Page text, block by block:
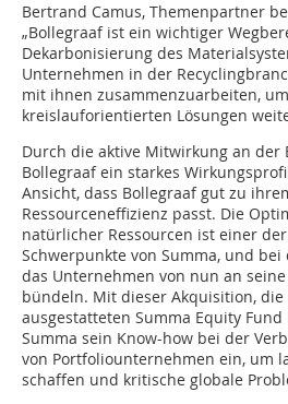
Bertrand Camus, Themenpartner
„Bollegraaf ist ein wichtiger
Dekarbonisierung des
Unternehmen in der
mit ihnen zusammenzuarbeiten,
kreislauforientierten Lösungen
Durch die aktive Mitwirkung an der
Bollegraaf ein starkes
Ansicht, dass Bollegraaf gut zu
Ressourceneffizienz passt. Die
natürlicher Ressourcen ist einer
Schwerpunkte von Summa, und
das Unternehmen von nun an
bündeln. Mit dieser Akquisition,
ausgestatteten Summa Equity
Summa sein Know-how bei der
von Portfoliounternehmen ein, um
schaffen und kritische globale